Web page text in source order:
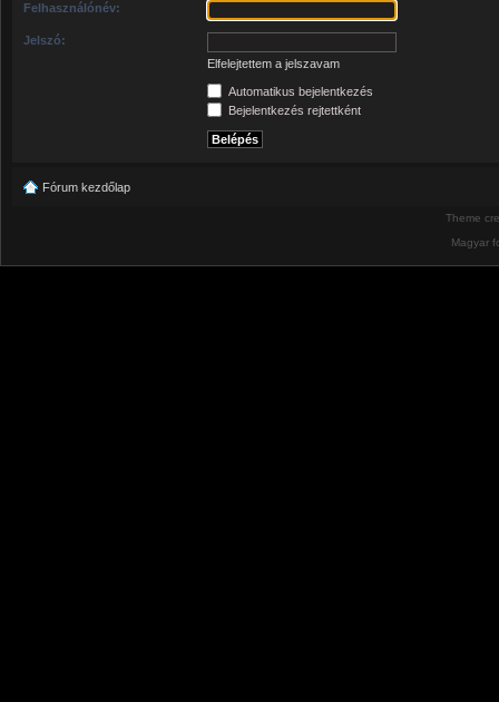
Felhasználónév:
Jelszó:
Elfelejtettem a jelszavam
Automatikus bejelentkezés
Bejelentkezés rejtettként
Fórum kezdőlap
Theme
Magyar